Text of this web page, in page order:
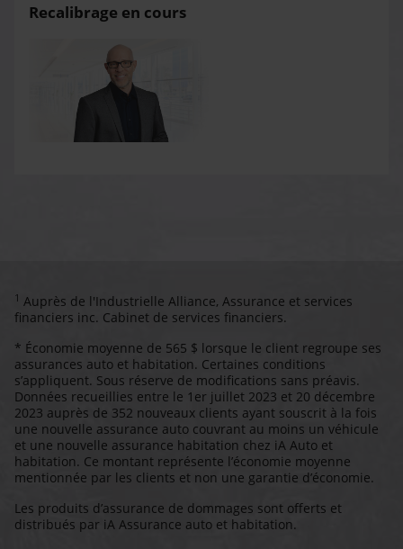
Recalibrage en cours
1 Auprès de l'Industrielle Alliance, Assurance et services
financiers inc. Cabinet de services financiers.
* Économie moyenne de 565 $ lorsque le client regroupe ses
assurances auto et habitation. Certaines conditions
s’appliquent. Sous réserve de modifications sans préavis.
Données recueillies entre le 1er juillet 2023 et 20 décembre
2023 auprès de 352 nouveaux clients ayant souscrit à la fois
une nouvelle assurance auto couvrant au moins un véhicule
et une nouvelle assurance habitation chez iA Auto et
habitation. Ce montant représente l’économie moyenne
mentionnée par les clients et non une garantie d’économie.
Les produits d’assurance de dommages sont offerts et
distribués par iA Assurance auto et habitation.